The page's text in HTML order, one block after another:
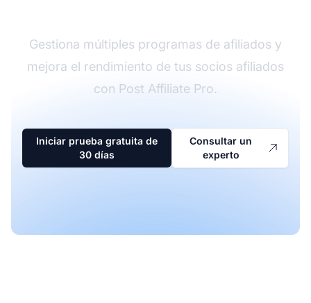
Gestiona múltiples programas de afiliados y
mejora el rendimiento de tus socios afiliados
con Post Affiliate Pro.
Iniciar prueba gratuita de
30 días
Consultar un
experto